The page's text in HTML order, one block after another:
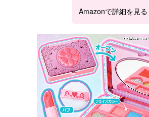
Amazonで詳細を見る